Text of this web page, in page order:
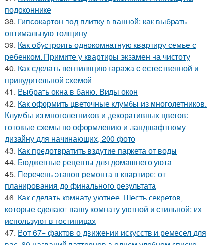
подоконнике
38. Гипсокартон под плитку в ванной: как выбрать
оптимальную толщину
39. Как обустроить однокомнатную квартиру семье с
ребенком. Примите у квартиры экзамен на чистоту
40. Как сделать вентиляцию гаража с естественной и
принудительной схемой
41. Выбрать окна в баню. Виды окон
42. Как оформить цветочные клумбы из многолетников.
Клумбы из многолетников и декоративных цветов:
готовые схемы по оформлению и ландшафтному
дизайну для начинающих, 200 фото
43. Как предотвратить вздутие паркета от воды
44. Бюджетные рецепты для домашнего уюта
45. Перечень этапов ремонта в квартире: от
планирования до финального результата
46. Как сделать комнату уютнее. Шесть секретов,
которые сделают вашу комнату уютной и стильной: их
используют в гостиницах
47. Вот 67+ фактов о движении искусств и ремесел для